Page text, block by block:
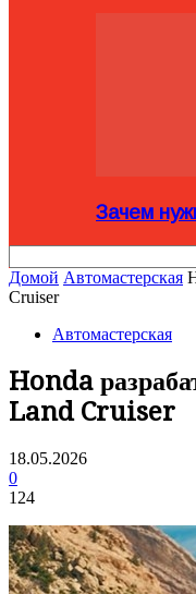
Зачем
Домой Автомастерская
Cruiser
Автомастерская
Honda
Land Cruiser
18.05.2026
0
124